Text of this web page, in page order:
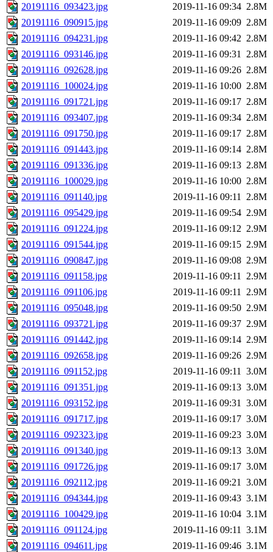
20191116_093423.jpg
2019-11-16 09:34 2.8M
20191116_090915.jpg
2019-11-16 09:09 2.8M
20191116_094231.jpg
2019-11-16 09:42 2.8M
20191116_093146.jpg
2019-11-16 09:31 2.8M
20191116_092628.jpg
2019-11-16 09:26 2.8M
20191116_100024.jpg
2019-11-16 10:00 2.8M
20191116_091721.jpg
2019-11-16 09:17 2.8M
20191116_093407.jpg
2019-11-16 09:34 2.8M
20191116_091750.jpg
2019-11-16 09:17 2.8M
20191116_091443.jpg
2019-11-16 09:14 2.8M
20191116_091336.jpg
2019-11-16 09:13 2.8M
20191116_100029.jpg
2019-11-16 10:00 2.8M
20191116_091140.jpg
2019-11-16 09:11 2.8M
20191116_095429.jpg
2019-11-16 09:54 2.9M
20191116_091224.jpg
2019-11-16 09:12 2.9M
20191116_091544.jpg
2019-11-16 09:15 2.9M
20191116_090847.jpg
2019-11-16 09:08 2.9M
20191116_091158.jpg
2019-11-16 09:11 2.9M
20191116_091106.jpg
2019-11-16 09:11 2.9M
20191116_095048.jpg
2019-11-16 09:50 2.9M
20191116_093721.jpg
2019-11-16 09:37 2.9M
20191116_091442.jpg
2019-11-16 09:14 2.9M
20191116_092658.jpg
2019-11-16 09:26 2.9M
20191116_091152.jpg
2019-11-16 09:11 3.0M
20191116_091351.jpg
2019-11-16 09:13 3.0M
20191116_093152.jpg
2019-11-16 09:31 3.0M
20191116_091717.jpg
2019-11-16 09:17 3.0M
20191116_092323.jpg
2019-11-16 09:23 3.0M
20191116_091340.jpg
2019-11-16 09:13 3.0M
20191116_091726.jpg
2019-11-16 09:17 3.0M
20191116_092112.jpg
2019-11-16 09:21 3.0M
20191116_094344.jpg
2019-11-16 09:43 3.1M
20191116_100429.jpg
2019-11-16 10:04 3.1M
20191116_091124.jpg
2019-11-16 09:11 3.1M
20191116_094611.jpg
2019-11-16 09:46 3.1M